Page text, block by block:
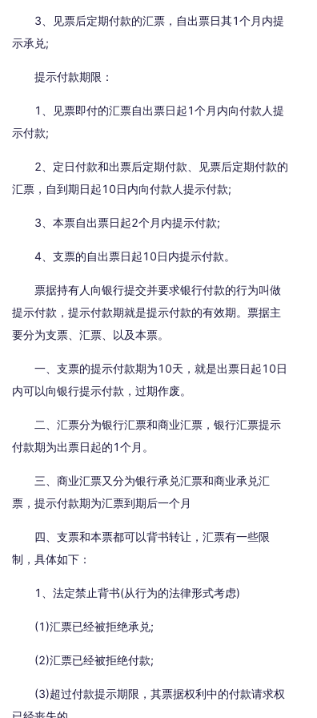
3、见票后定期付款的汇票，自出票日其1个月内提
示承兑;
提示付款期限：
1、见票即付的汇票自出票日起1个月内向付款人提
示付款;
2、定日付款和出票后定期付款、见票后定期付款的
汇票，自到期日起10日内向付款人提示付款;
3、本票自出票日起2个月内提示付款;
4、支票的自出票日起10日内提示付款。
票据持有人向银行提交并要求银行付款的行为叫做
提示付款，提示付款期就是提示付款的有效期。票据主
要分为支票、汇票、以及本票。
一、支票的提示付款期为10天，就是出票日起10日
内可以向银行提示付款，过期作废。
二、汇票分为银行汇票和商业汇票，银行汇票提示
付款期为出票日起的1个月。
三、商业汇票又分为银行承兑汇票和商业承兑汇
票，提示付款期为汇票到期后一个月
四、支票和本票都可以背书转让，汇票有一些限
制，具体如下：
1、法定禁止背书(从行为的法律形式考虑)
(1)汇票已经被拒绝承兑;
(2)汇票已经被拒绝付款;
(3)超过付款提示期限，其票据权利中的付款请求权